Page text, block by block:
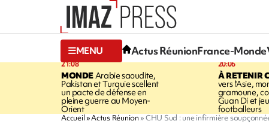
MENU Actus RéunionFrance-Monde
21:08
MONDE Arabie saoudite,
Pakistan et Turquie scellent
un pacte de défense en
pleine guerre au Moyen-
Orient
20:06
À RETENIR
vers l'Asie,
gramoune,
Guan Di et
footballeurs
Accueil Actus Réunion CHU Sud : une infirmière